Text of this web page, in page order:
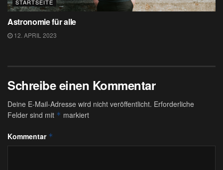
STARTSEITE
Astronomie für alle
12. APRIL 2023
Schreibe einen Kommentar
Deine E-Mail-Adresse wird nicht veröffentlicht. Erforderliche
Felder sind mit * markiert
Kommentar *